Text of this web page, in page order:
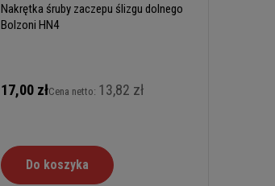
Nakrętka śruby zaczepu ślizgu dolnego
Bolzoni HN4
17,00 złCena netto: 13,82 zł
Do koszyka